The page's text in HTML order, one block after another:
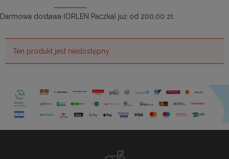
Darmowa dostawa (ORLEN Paczka) już od 200,00 zł.
Ten produkt jest niedostępny.